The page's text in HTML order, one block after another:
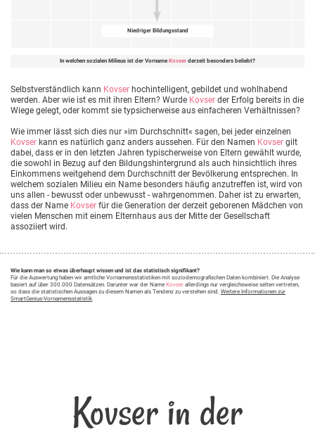
Niedriger Bildungsstand
In welchen sozialen Milieus ist der Vorname Kovser derzeit besonders beliebt?
Selbstverständlich kann Kovser hochintelligent, gebildet und wohlhabend
werden. Aber wie ist es mit ihren Eltern? Wurde Kovser der Erfolg bereits in die
Wiege gelegt, oder kommt sie typsicherweise aus einfacheren Verhältnissen?
Wie immer lässt sich dies nur »im Durchschnitt« sagen, bei jeder einzelnen
Kovser kann es natürlich ganz anders aussehen. Für den Namen Kovser gilt
dabei, dass er in den letzten Jahren typischerweise von Eltern gewählt wurde,
die sowohl in Bezug auf den Bildungshintergrund als auch hinsichtlich ihres
Einkommens weitgehend dem Durchschnitt der Bevölkerung entsprechen. In
welchem sozialen Milieu ein Name besonders häufig anzutreffen ist, wird von
uns allen - bewusst oder unbewusst - wahrgenommen. Daher ist zu erwarten,
dass der Name Kovser für die Generation der derzeit geborenen Mädchen von
vielen Menschen mit einem Elternhaus aus der Mitte der Gesellschaft
assoziiert wird.
Wie kann man so etwas überhaupt wissen und ist das statistisch signifikant?
Für die Auswertung haben wir amtliche Vornamensstatistiken mit soziodemografischen Daten kombiniert. Die Analyse
basiert auf über 300.000 Datensätzen. Darunter war der Name Kovser allerdings nur vergleichsweise selten vertreten,
so dass die statistischen Aussagen zu diesem Namen als Tendenz zu verstehen sind. Weitere Informationen zur
SmartGenius-Vornamensstatistik.
Kovser in der